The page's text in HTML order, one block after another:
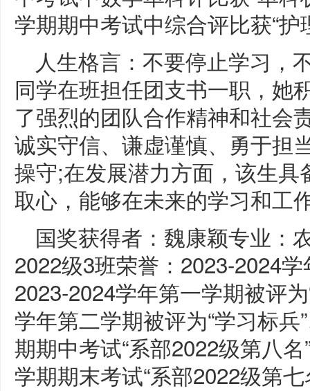
学期期中考试中综合评比获“
人生格言：不要停止学习，
同学在班担任团支书一职，她
了强烈的团队合作精神和社会
诚实守信、谦虚谨慎、勇于担
操守;在发展潜力方面，该生
取心，能够在未来的学习和工
国奖获得者：魏康颖专业：
2022级3班荣誉：2023-2024
2023-2024学年第一学期被评
学年第二学期被评为“学习标
期期中考试“系部2022级第八
学期期末考试“系部2022级第七